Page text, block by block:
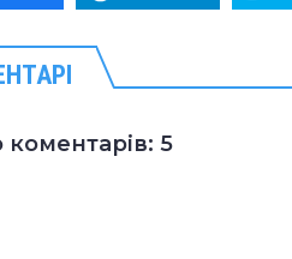
коментарів: 5